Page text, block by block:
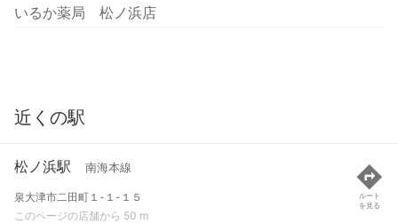
いるか薬局 松ノ浜店
近くの駅
松ノ浜駅 南海本線
泉大津市二田町１-１-１５
このページの店舗から 50 m
ルート
を見る